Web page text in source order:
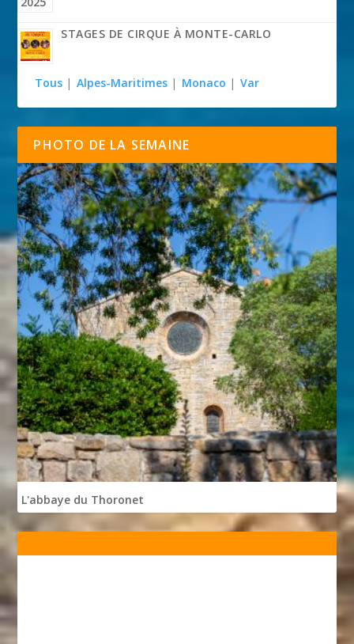
STAGES DE CIRQUE À MONTE-CARLO
Tous | Alpes-Maritimes | Monaco | Var
PHOTO DE LA SEMAINE
L'abbaye du Thoronet